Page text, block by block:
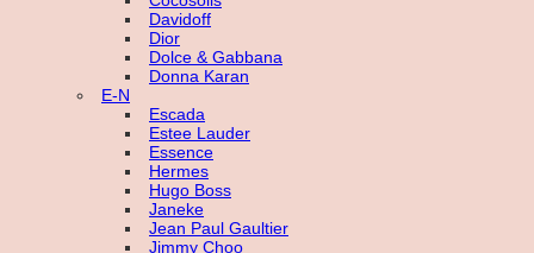
Davidoff
Dior
Dolce & Gabbana
Donna Karan
E-N
Escada
Estee Lauder
Essence
Hermes
Hugo Boss
Janeke
Jean Paul Gaultier
Jimmy Choo